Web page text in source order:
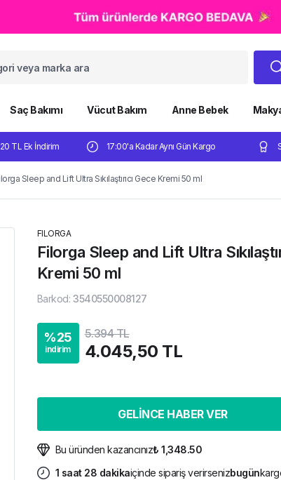
Saç Bakımı Vücut Bakım Anne Bebek
TL Ek İndirim 17:00'a Kadar Aynı Gün Kargo
Sleep and Lift Ultra Sıkılaştırıcı Gece Kremi 50 ml
FILORGA
Filorga Sleep and Lift Ultra
Kremi 50 ml
Barkod: 3540550008127
%25
indirim
5.394 TL
4.045,50 TL
GELİNCE HABER VER
Bu üründen kazancınız₺ 1,348.50
1 saat 28 dakikaiçinde sipariş verirsenizbugün